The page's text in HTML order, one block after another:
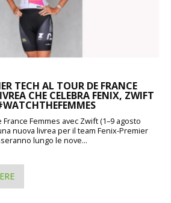
TECH AL TOUR DE FRANCE
CHE CELEBRA FENIX, ZWIFT
Femmes avec Zwift (1–9 agosto
nuova livrea per il team Fenix-Premier
lungo le nove...